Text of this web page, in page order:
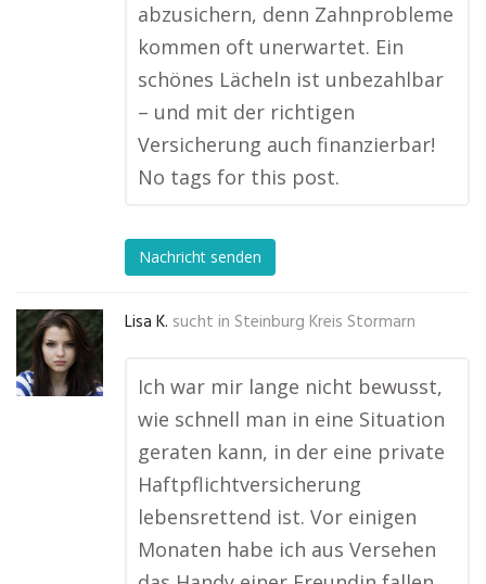
abzusichern, denn Zahnprobleme
kommen oft unerwartet. Ein
schönes Lächeln ist unbezahlbar
– und mit der richtigen
Versicherung auch finanzierbar!
No tags for this post.
Nachricht senden
Lisa K. sucht in Steinburg Kreis Stormarn
Ich war mir lange nicht bewusst,
wie schnell man in eine Situation
geraten kann, in der eine private
Haftpflichtversicherung
lebensrettend ist. Vor einigen
Monaten habe ich aus Versehen